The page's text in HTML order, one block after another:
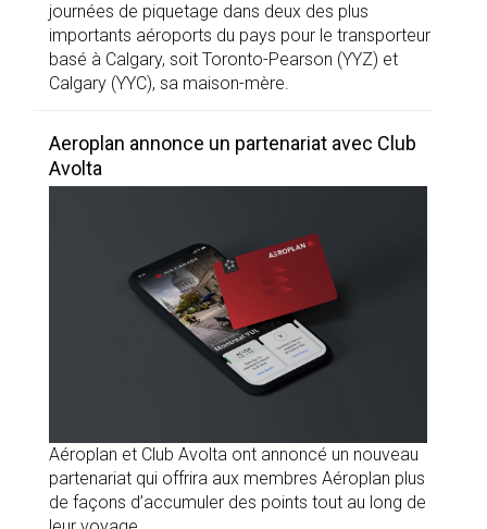
journées de piquetage dans deux des plus
importants aéroports du pays pour le transporteur
basé à Calgary, soit Toronto-Pearson (YYZ) et
Calgary (YYC), sa maison-mère.
Aeroplan annonce un partenariat avec Club
Avolta
Aéroplan et Club Avolta ont annoncé un nouveau
partenariat qui offrira aux membres Aéroplan plus
de façons d’accumuler des points tout au long de